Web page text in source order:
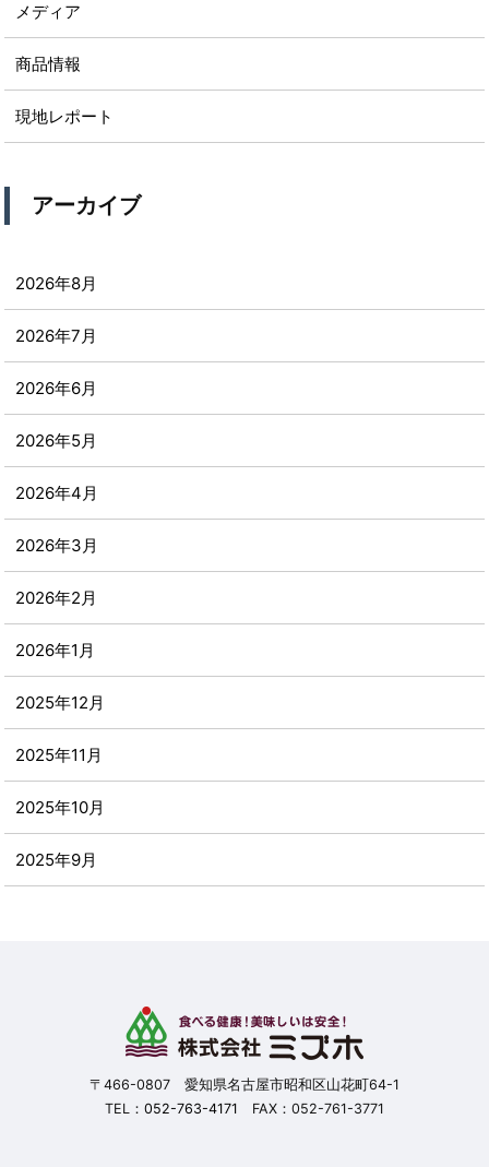
メディア
商品情報
現地レポート
アーカイブ
2026年8月
2026年7月
2026年6月
2026年5月
2026年4月
2026年3月
2026年2月
2026年1月
2025年12月
2025年11月
2025年10月
2025年9月
〒466-0807 愛知県名古屋市昭和区山花町64-1
TEL： 052-763-4171 FAX：052-761-3771